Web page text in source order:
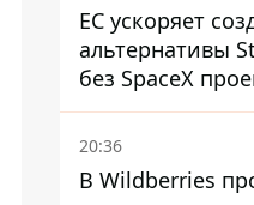
ЕС ускоряет
альтернативы
без SpaceX
обойтись
20:36
В Wildberries